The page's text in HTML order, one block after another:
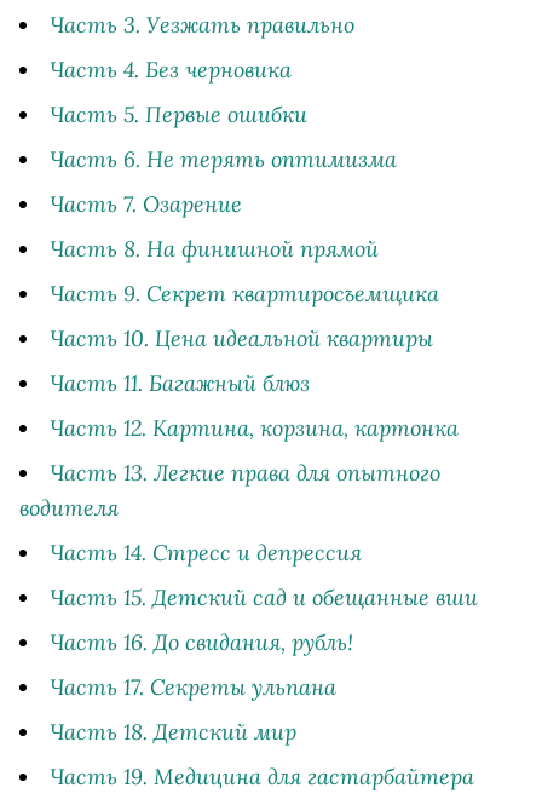
Часть 3. Уезжать правильно
Часть 4. Без черновика
Часть 5. Первые ошибки
Часть 6. Не терять оптимизма
Часть 7. Озарение
Часть 8. На финишной прямой
Часть 9. Секрет квартиросъемщика
Часть 10. Цена идеальной квартиры
Часть 11. Багажный блюз
Часть 12. Картина, корзина, картонка
Часть 13. Легкие права для опытного
водителя
Часть 14. Стресс и депрессия
Часть 15. Детский сад и обещанные вши
Часть 16. До свидания, рубль!
Часть 17. Секреты ульпана
Часть 18. Детский мир
Часть 19. Медицина для гастарбайтера